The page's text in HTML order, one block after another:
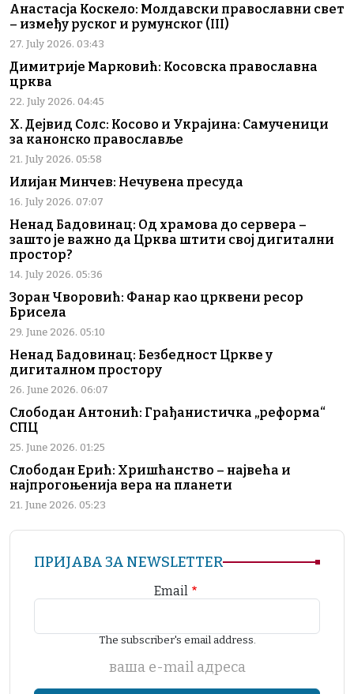
Анастасја Коскело: Молдавски православни свет
– између руског и румунског (III)
27. July 2026. 03:43
Димитрије Марковић: Косовска православна
црква
22. July 2026. 04:45
Х. Дејвид Солс: Косово и Украјина: Самученици
за канонско православље
21. July 2026. 05:58
Илијан Минчев: Нечувена пресуда
16. July 2026. 07:07
Ненад Бадовинац: Од храмова до сервера –
зашто је важно да Црква штити свој дигитални
простор?
14. July 2026. 05:36
Зоран Чворовић: Фанар као црквени ресор
Брисела
29. June 2026. 05:10
Ненад Бадовинац: Безбедност Цркве у
дигиталном простору
26. June 2026. 06:07
Слободан Антонић: Грађанистичка „реформа“
СПЦ
25. June 2026. 01:25
Слободан Ерић: Хришћанство – највећа и
најпрогоњенија вера на планети
21. June 2026. 05:23
ПРИЈАВА ЗА NEWSLETTER
Email
The subscriber's email address.
ваша е-mail адреса